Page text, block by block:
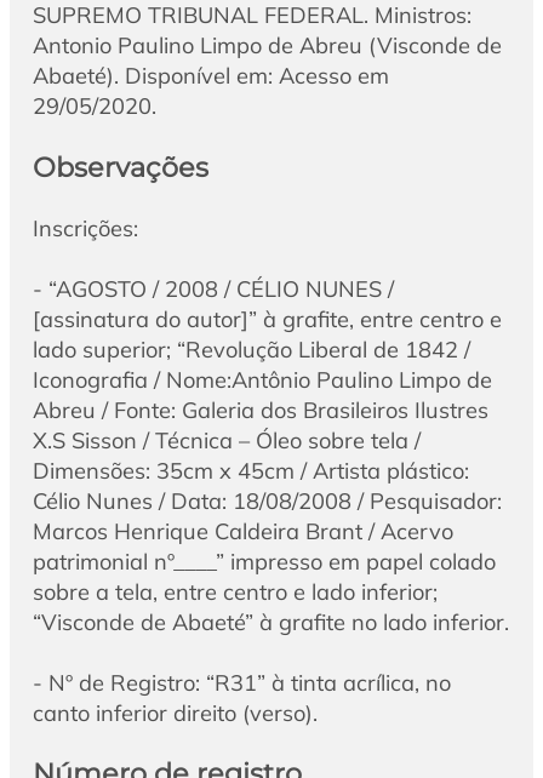
SUPREMO TRIBUNAL FEDERAL. Ministros:
Antonio Paulino Limpo de Abreu (Visconde de
Abaeté). Disponível em: Acesso em
29/05/2020.
Observações
Inscrições:
- “AGOSTO / 2008 / CÉLIO NUNES /
[assinatura do autor]” à grafite, entre centro e
lado superior; “Revolução Liberal de 1842 /
Iconografia / Nome:Antônio Paulino Limpo de
Abreu / Fonte: Galeria dos Brasileiros Ilustres
X.S Sisson / Técnica – Óleo sobre tela /
Dimensões: 35cm x 45cm / Artista plástico:
Célio Nunes / Data: 18/08/2008 / Pesquisador:
Marcos Henrique Caldeira Brant / Acervo
patrimonial nº____” impresso em papel colado
sobre a tela, entre centro e lado inferior;
“Visconde de Abaeté” à grafite no lado inferior.
- Nº de Registro: “R31” à tinta acrílica, no
canto inferior direito (verso).